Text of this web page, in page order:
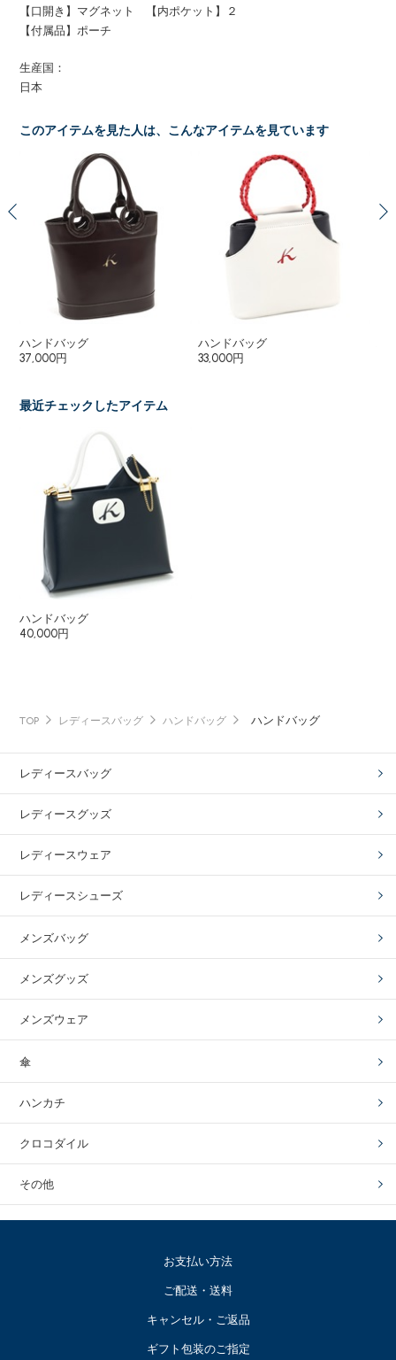
【口開き】マグネット 【内ポケット】２
【付属品】ポーチ
生産国：
日本
このアイテムを見た人は、こんなアイテムを見ています
ハンドバッグ
37,000円
ハンドバッグ
33,000円
最近チェックしたアイテム
ハンドバッグ
40,000円
TOP レディースバッグ ハンドバッグ ハンドバッグ
レディースバッグ
レディースグッズ
レディースウェア
レディースシューズ
メンズバッグ
メンズグッズ
メンズウェア
傘
ハンカチ
クロコダイル
その他
お支払い方法
ご配送・送料
キャンセル・ご返品
ギフト包装のご指定